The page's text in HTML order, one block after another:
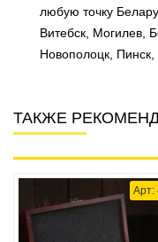
любую точку
Витебск, Могилев,
Новополоцк,
ТАКЖЕ
Арт: